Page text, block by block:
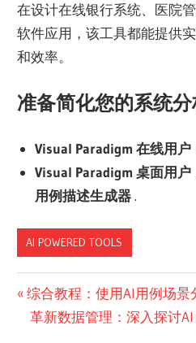
在设计在线银行系统、医院
软件应用，该工具都能提供
和效率。
准备简化您的系统分
Visual Paradigm 在线用户
Visual Paradigm 桌面用户
用例描述生成器.
AI POWERED TOOLS
文
章
Previous
Post:
综合教程：使用AI用例场景
Next
革新数据管理：深入探讨AI